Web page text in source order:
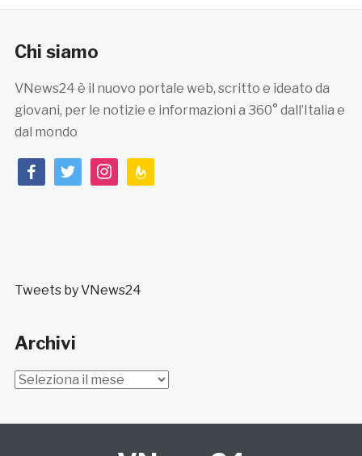
Chi siamo
VNews24 è il nuovo portale web, scritto e ideato da
giovani, per le notizie e informazioni a 360° dall’Italia e
dal mondo
facebooktwitterinstagramfeedburner
Tweets by VNews24
Archivi
Archivi